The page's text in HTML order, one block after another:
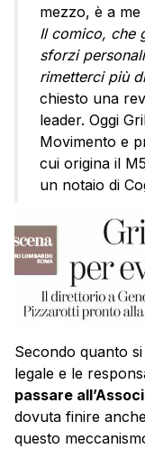
mezzo, è a
Il comico, che
sforzi
rimetterci più
chiesto una
leader. Oggi
Movimento e
cui origina il
un notaio di
Secondo quanto
legale e le
passare
dovuta finire
questo